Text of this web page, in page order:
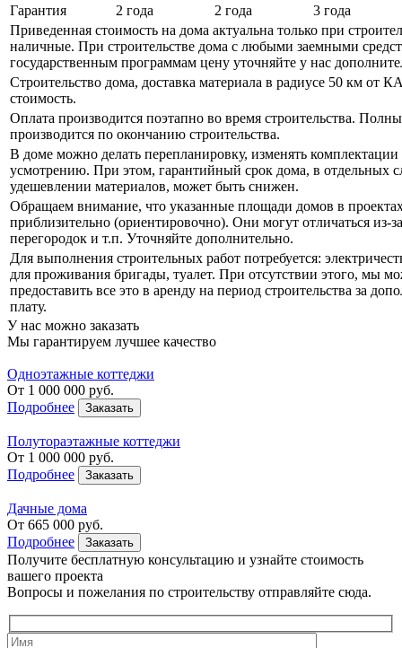
Гарантия
2 года 2 года
3 года
Приведенная стоимость на дома актуальна только при
наличные. При строительстве дома с любыми заемными
государственным программам цену уточняйте у нас
Строительство дома, доставка материала в радиусе 50 км от
стоимость.
Оплата производится поэтапно во время строительства.
производится по окончанию строительства.
В доме можно делать перепланировку, изменять
усмотрению. При этом, гарантийный срок дома, в отдельных
удешевлении материалов, может быть снижен.
Обращаем внимание, что указанные площади домов в
приблизительно (ориентировочно). Они могут отличаться из-
перегородок и т.п. Уточняйте дополнительно.
Для выполнения строительных работ потребуется:
для проживания бригады, туалет. При отсутствии этого, мы
предоставить все это в аренду на период строительства за
плату.
У нас можно заказать
Мы гарантируем лучшее качество
Одноэтажные коттеджи
От 1 000 000 руб.
Подробнее
Заказать
Полутораэтажные коттеджи
От 1 000 000 руб.
Подробнее
Заказать
Дачные дома
От 665 000 руб.
Подробнее
Заказать
Получите бесплатную консультацию и узнайте стоимость
вашего проекта
Вопросы и пожелания по строительству отправляйте сюда.